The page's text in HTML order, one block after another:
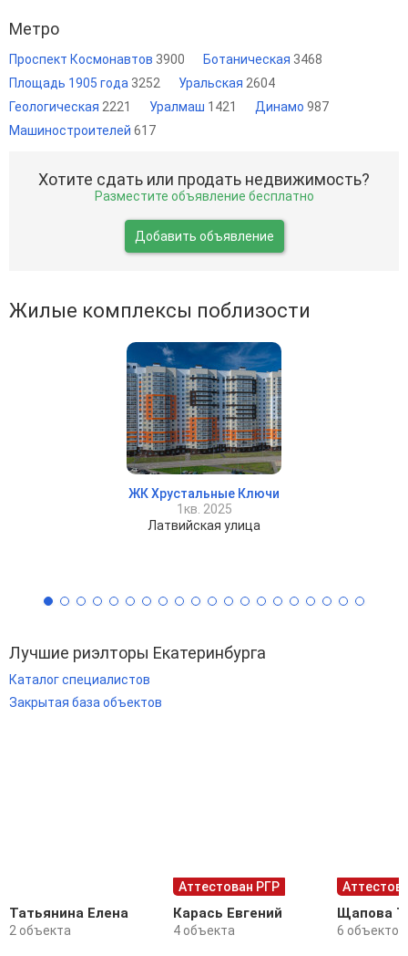
Метро
Проспект Космонавтов 3900 Ботаническая 3468
Площадь 1905 года 3252 Уральская 2604
Геологическая 2221 Уралмаш 1421 Динамо 987
Машиностроителей 617
Хотите сдать или продать недвижимость?
Разместите объявление бесплатно
Добавить объявление
Жилые комплексы поблизости
ЖК Хрустальные Ключи
1кв. 2025
Латвийская улица
Лучшие риэлторы Екатеринбурга
Каталог специалистов
Закрытая база объектов
Татьянина Елена
2 объекта
Аттестован РГР
Карась Евгений
4 объекта
Щапова
6 объектов